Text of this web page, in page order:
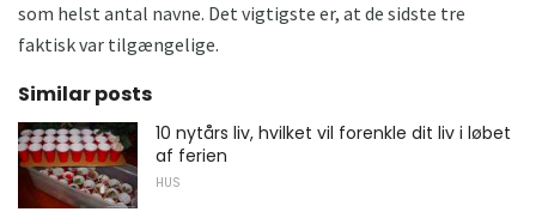
som helst antal navne. Det vigtigste er, at de sidste tre
faktisk var tilgængelige.
Similar posts
10 nytårs liv, hvilket vil forenkle dit liv i løbet
af ferien
HUS